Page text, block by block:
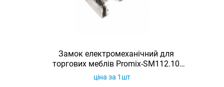
Замок електромеханічний для
торгових меблів Promix-SM112.10
(ШЕРИФ-2М)
ціна за 1шт